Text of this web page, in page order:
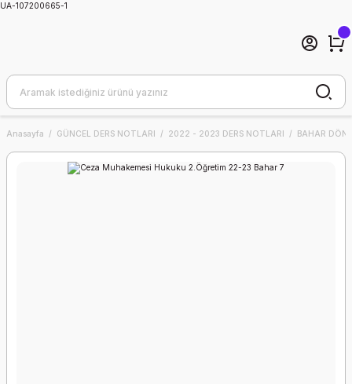
UA-107200665-1
Anasayfa GÜNCEL DERS NOTLARI 2022 - 2023 DERS NOTLARI BAHAR